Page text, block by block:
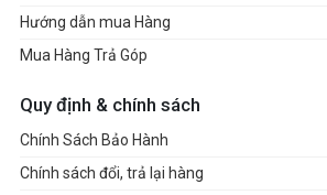
* Only the CPU's embedded
displayed through USB4
Ryzen™ 9000, 8000 and 7000
with embedded graphics.
Audio
Hướng dẫn mua Hàng
Mua Hàng Trả Góp
Quy định & chính sách
Chính Sách Bảo Hành
Chính sách đổi, trả lại hàng